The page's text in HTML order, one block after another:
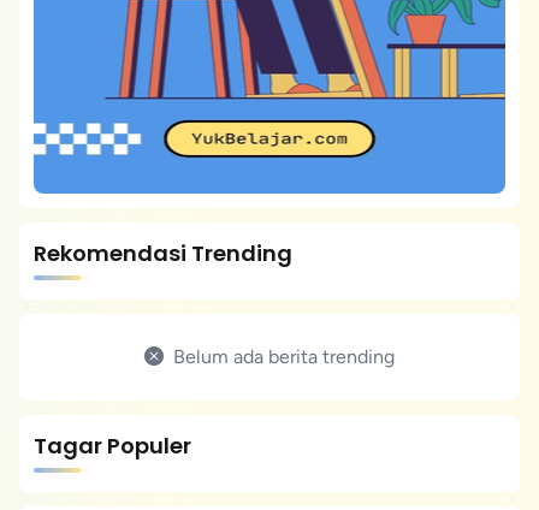
Rekomendasi Trending
Belum ada berita trending
Tagar Populer